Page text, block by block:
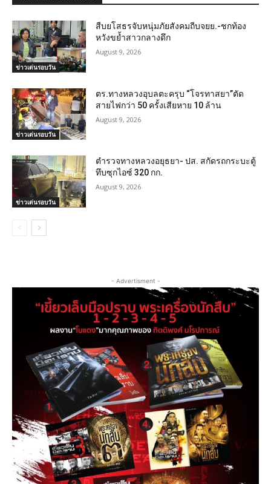
ข่าวเด่นรอบวัน
สืบยโสธรจับหนุ่มภัยสังคมถีบจยย.-ชกท้อง
หวังขย้ำสาวกลางดึก
August 9, 2026
ข่าวเด่นรอบวัน
ตร.ทางหลวงอุบลตะครุบ “โจรทาสยา”ตัด
สายไฟกว่า 50 ครั้งเสียหาย 10 ล้าน
August 9, 2026
ข่าวเด่นรอบวัน
ตำรวจทางหลวงอยุธยา- ปส. สกัดรถกระบะตู้
ทึบซุกไอซ์ 320 กก.
August 9, 2026
- Advertisment -